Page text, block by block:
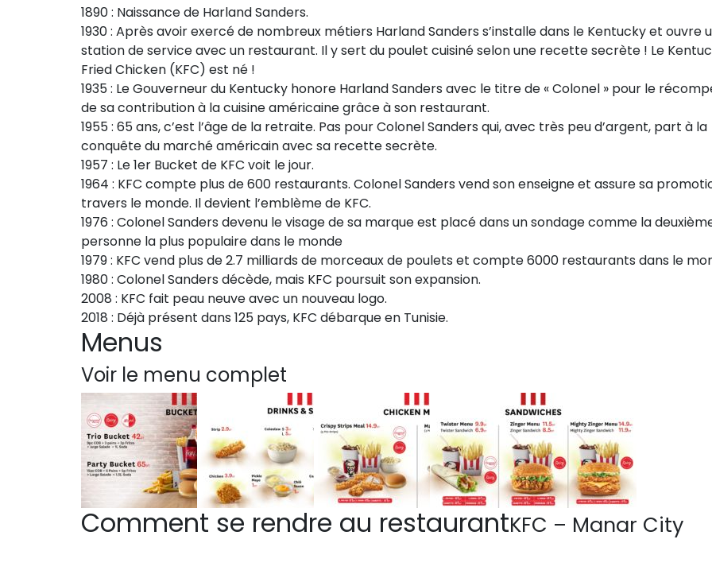
1890 : Naissance de Harland Sanders.
1930 : Après avoir exercé de nombreux métiers Harland Sanders s’installe dans le Kentucky et ouvre
station de service avec un restaurant. Il y sert du poulet cuisiné selon une recette secrète ! Le
Fried Chicken (KFC) est né !
1935 : Le Gouverneur du Kentucky honore Harland Sanders avec le titre de « Colonel » pour le
de sa contribution à la cuisine américaine grâce à son restaurant.
1955 : 65 ans, c’est l’âge de la retraite. Pas pour Colonel Sanders qui, avec très peu d’argent, part à la
conquête du marché américain avec sa recette secrète.
1957 : Le 1er Bucket de KFC voit le jour.
1964 : KFC compte plus de 600 restaurants. Colonel Sanders vend son enseigne et assure sa
travers le monde. Il devient l’emblème de KFC.
1976 : Colonel Sanders devenu le visage de sa marque est placé dans un sondage comme la
personne la plus populaire dans le monde
1979 : KFC vend plus de 2.7 milliards de morceaux de poulets et compte 6000 restaurants dans le
1980 : Colonel Sanders décède, mais KFC poursuit son expansion.
2008 : KFC fait peau neuve avec un nouveau logo.
2018 : Déjà présent dans 125 pays, KFC débarque en Tunisie.
Menus
Voir le menu complet
Comment se rendre au restaurantKFC – Manar City